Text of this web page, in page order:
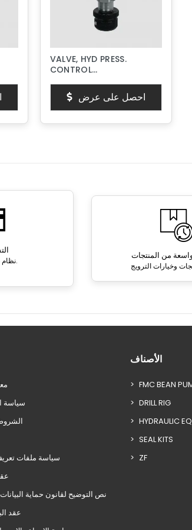
VALVE, HYD PRESS.
CONTROL
احصل على عرض
نظام دفع آمن وسهل. من المنتجات
سياسة
سياسة ملفات
نص التوضيح لقانون حماية
عقد
الأصناف
FMC BEAN
DRILL RIG
HYDRAULIC
SEAL KITS
ZF